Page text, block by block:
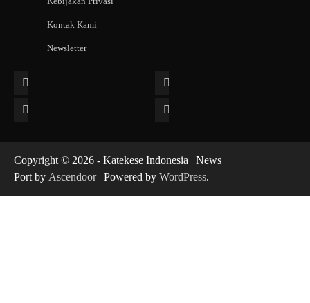
Kontak Kami
Newsletter
Copyright © 2026 - Katekese Indonesia | News
Port by Ascendoor| Powered by WordPress.